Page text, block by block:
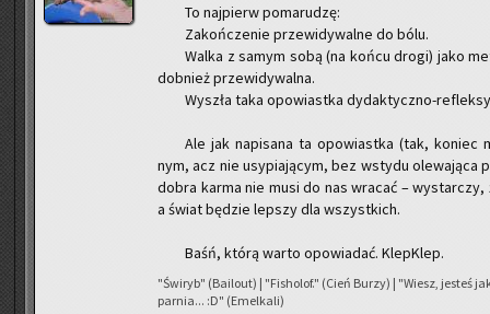
To naj­pierw po­ma­ru­dzę:
Za­koń­cze­nie prze­wi­dy­wal­ne do bólu.
Walka z samym sobą (na końcu drogi) jako
dob­nież prze­wi­dy­wal­na.
Wy­szła taka opo­wiast­ka dy­dak­tycz­no-
Ale jak na­pi­sa­na ta opo­wiast­ka (tak, ko­niec
nym, acz nie usy­pia­ją­cym, bez wsty­du ole­wa­ją­ca
dobra karma nie musi do nas wra­cać –
a świat bę­dzie lep­szy dla wszyst­kich.
Baśń, którą warto opo­wia­dać. Klep­Klep.
"Świ­ryb" (Ba­ilo­ut) | "Fi­sho­lof." (Cień Burzy) | "Wiesz,
par­nia... :D" (Emel­ka­li)